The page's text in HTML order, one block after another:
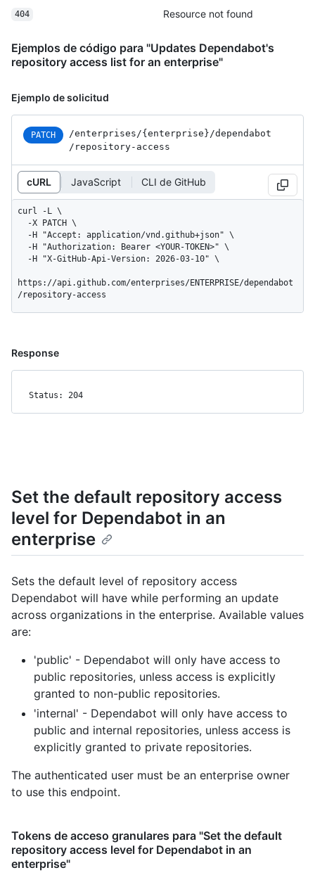
404 Resource not found
Ejemplos de código para "Updates Dependabot's
repository access list for an enterprise"
Ejemplo de solicitud
PATCH /enterprises /{enterprise} /dependabot
/repository-access
cURL JavaScript CLI de GitHub
curl -L \
https://api.github.com/enterprises/ENTERPRISE/dependabot
/repository-access
Response
Status: 204
Set the default repository access
level for Dependabot in an
enterprise
Sets the default level of repository access
Dependabot will have while performing an update
across organizations in the enterprise. Available values
are:
'public' - Dependabot will only have access to
public repositories, unless access is explicitly
granted to non-public repositories.
'internal' - Dependabot will only have access to
public and internal repositories, unless access is
explicitly granted to private repositories.
The authenticated user must be an enterprise owner
to use this endpoint.
Tokens de acceso granulares para "Set the default
repository access level for Dependabot in an
enterprise"